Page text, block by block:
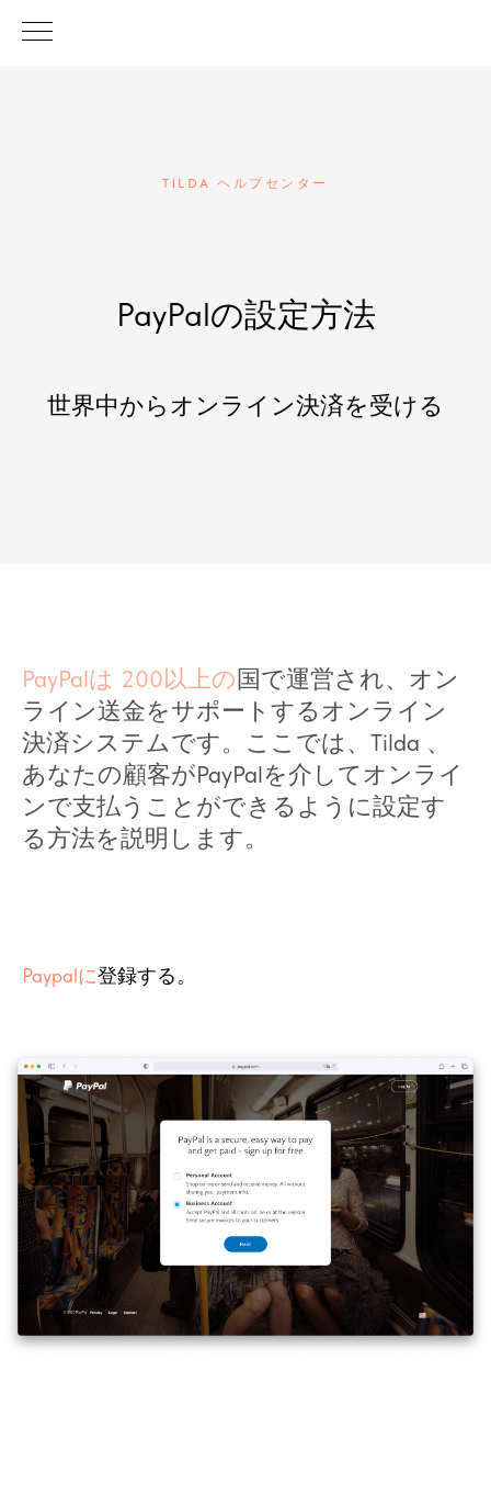
TILDA ヘルプセンター
PayPalの設定方法
世界中からオンライン決済を受ける
PayPalは 200以上の国で運営され、オン
ライン送金をサポートするオンライン
決済システムです。ここでは、Tilda 、
あなたの顧客がPayPalを介してオンライ
ンで支払うことができるように設定す
る方法を説明します。
Paypalに登録する。